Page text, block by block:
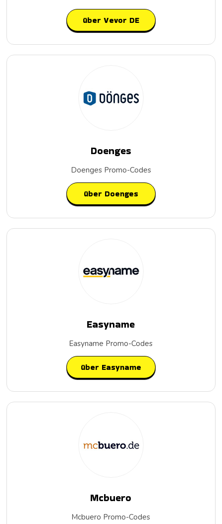
über Vevor DE
Doenges
Doenges Promo-Codes
über Doenges
Easyname
Easyname Promo-Codes
über Easyname
Mcbuero
Mcbuero Promo-Codes